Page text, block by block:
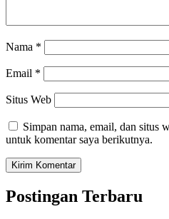
Nama *
Email *
Situs Web
Simpan nama, email, dan situs
untuk komentar saya berikutnya.
Postingan Terbaru